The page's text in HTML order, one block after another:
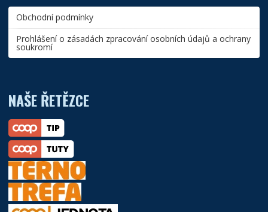
Obchodní podmínky
Prohlášení o zásadách zpracování osobních údajů a ochrany
soukromí
NAŠE ŘETĚZCE